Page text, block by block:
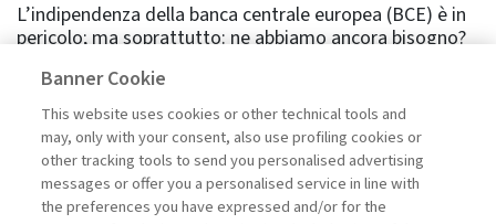
L’indipendenza della banca centrale europea (BCE) è in
pericolo; ma soprattutto: ne abbiamo ancora bisogno?
sta intrecciando con un cambiamento della fisionomia
dei partiti politici, in Europa ma non solo. Un tale
intreccio sta già provocando scosse importanti a quello
che finora è stato un pilastro del disegno complessivo
delle politiche economiche: l’indipendenza delle banche
centrali. L’indipendenza della banca centrale è già stata
Banner Cookie
This website uses cookies or other technical tools and
may, only with your consent, also use profiling cookies or
other tracking tools to send you personalised advertising
messages or offer you a personalised service in line with
the preferences you have expressed and/or for the